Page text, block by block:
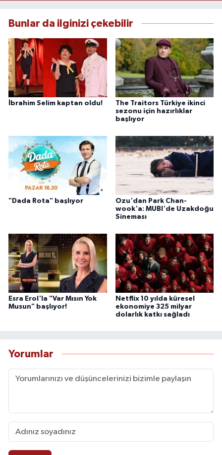
Bunlar da ilginizi çekebilir
İbrahim Selim kaptan oldu!
The Traitors Türkiye ikinci
sezonu için hazırlıklar
başlıyor
"Dada Rota" başlıyor
Ozu'dan Park Chan-
wook'a: MUBI'de Uzakdoğu
Sineması
Esra Erol'la "Var Mısın Yok
Musun" başlıyor!
Netflix 10 yılda küresel
ekonomiye 325 milyar
dolarlık katkı sağladı
Yorumlar